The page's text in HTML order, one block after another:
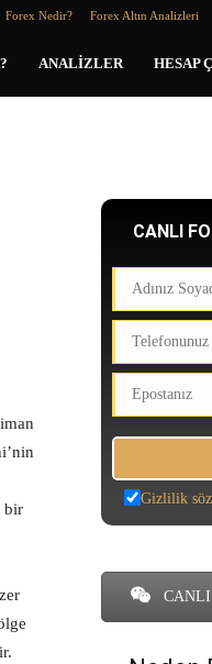
Forex Nedir? Forex Altın Analizleri
ANALIZLER HESAP
bir
CANLI
Gizlilik
CANLI